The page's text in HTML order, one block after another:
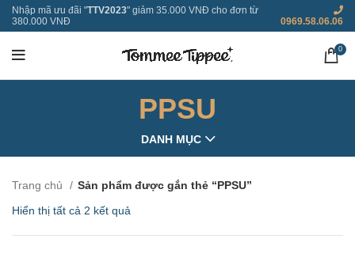
Nhập mã ưu đãi "TTV2023" giảm 35.000 VNĐ cho đơn từ
380.000 VNĐ
0969.58.06.06
0
PPSU
DANH MỤC
Trang chủ
Sản phẩm được gắn thẻ “PPSU”
Hiển thị tất cả 2 kết quả